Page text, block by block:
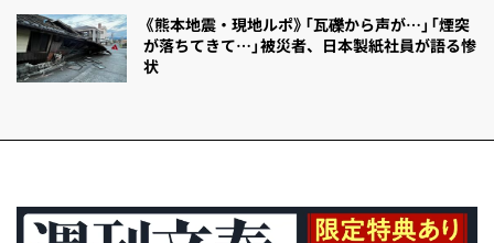
《熊本地震・現地ルポ》「瓦礫から声が…」「煙突
が落ちてきて…」被災者、日本製紙社員が語る惨
状